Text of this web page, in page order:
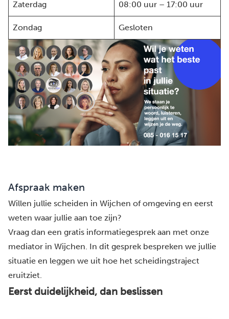
Zaterdag 08:00 uur – 17:00 uur
Zondag Gesloten
Afspraak maken
Willen jullie scheiden in Wijchen of omgeving en eerst
weten waar jullie aan toe zijn?
Vraag dan een gratis informatiegesprek aan met onze
mediator in Wijchen. In dit gesprek bespreken we jullie
situatie en leggen we uit hoe het scheidingstraject
eruitziet.
Eerst duidelijkheid, dan beslissen